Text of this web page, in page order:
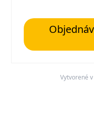
Vytvorené